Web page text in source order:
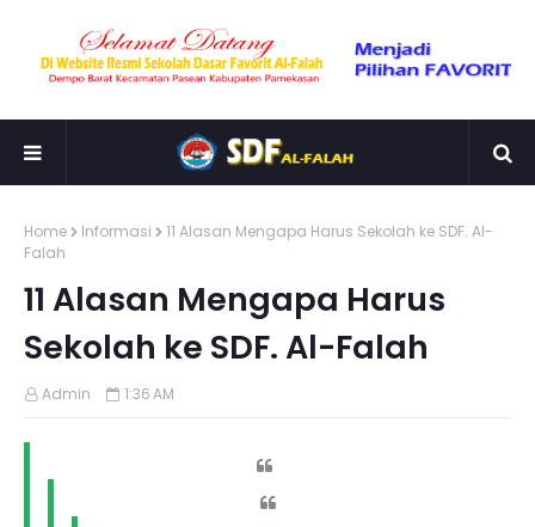
Home Informasi
11 Alasan Mengapa Harus Sekolah ke SDF. Al-
Falah
11 Alasan Mengapa Harus
Sekolah ke SDF. Al-Falah
Admin 1:36 AM